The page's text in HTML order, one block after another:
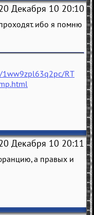
Декабря 10 20:10
ибо я помню
RT
Декабря 10 20:11
а правых и